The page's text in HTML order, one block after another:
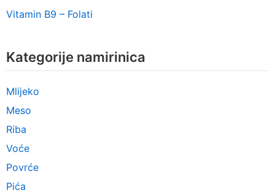
Vitamin B9 – Folati
Kategorije namirinica
Mlijeko
Meso
Riba
Voće
Povrće
Pića